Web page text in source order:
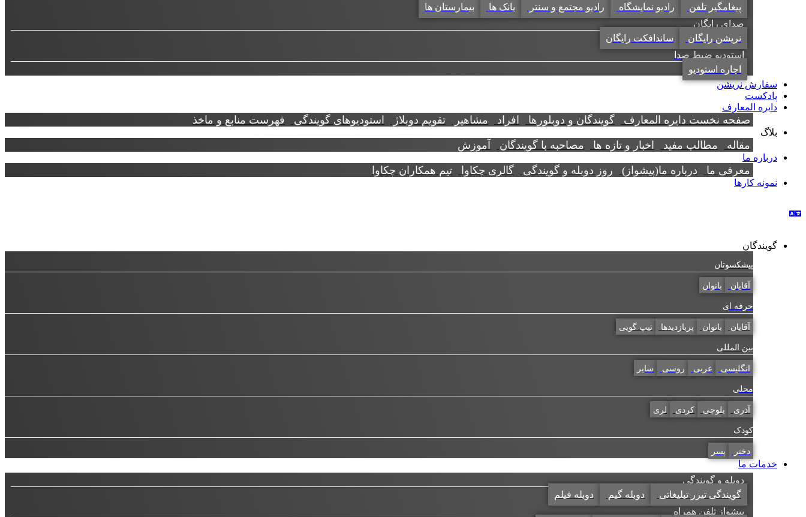
پیغامگیر تلفن
رادیو نمایشگاه رادیو مجتمع و سنتر بانک ها
بیمارستان ها
صدای رایگان
نریشن رایگان
ساندافکت رایگان
استودیو ضبط صدا
اجاره استودیو
سفارش نریشن
پادکست
دایره المعارف
صفحه نخست دایره المعارف گویندگان و دوبلورها افراد مشاهیر تقویم دوبلاژ استودیوهای گویندگی فهرست منابع و ماخذ
بلاگ
مقاله مطالب مفید اخبار و تازه ها مصاحبه با گویندگان آموزش
درباره ما
معرفی ما درباره ما(پیشواز) روز دوبله و گویندگی گالری چکاوا تیم همکاران چکاوا
نمونه کارها
گویندگان
پیشکسوتان
آقایان بانوان
حرفه ای
آقایان بانوان پربازدیدها تیپ گویی
بین المللی
انگلیسی عربی روسی سایر
محلی
آذری بلوچی کردی لری
کودک
دختر پسر
خدمات ما
دوبله و گویندگی
گویندگی تیزر تبلیغاتی
دوبله گیم
دوبله فیلم
پیشواز تلفن همراه